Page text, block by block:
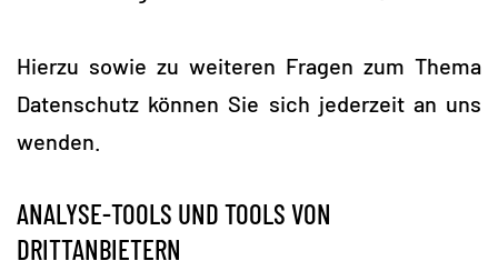
Hierzu sowie zu weiteren Fragen zum Thema
Datenschutz können Sie sich jederzeit an uns
wenden.
ANALYSE-TOOLS UND TOOLS VON
DRITTANBIETERN